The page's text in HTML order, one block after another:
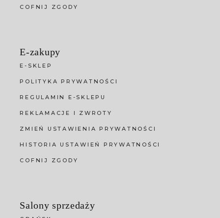
COFNIJ ZGODY
E-zakupy
E-SKLEP
POLITYKA PRYWATNOŚCI
REGULAMIN E-SKLEPU
REKLAMACJE I ZWROTY
ZMIEŃ USTAWIENIA PRYWATNOŚCI
HISTORIA USTAWIEŃ PRYWATNOŚCI
COFNIJ ZGODY
Salony sprzedaży